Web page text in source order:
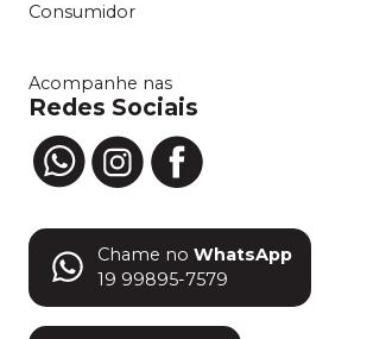
Consumidor
Acompanhe nas
Redes Sociais
Chame no WhatsApp
19 99895-7579